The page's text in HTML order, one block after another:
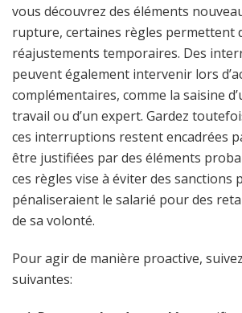
vous découvrez des éléments
rupture, certaines règles permettent
réajustements temporaires. Des
peuvent également intervenir lors
complémentaires, comme la saisine
travail ou d’un expert. Gardez
ces interruptions restent encadrées
être justifiées par des éléments
ces règles vise à éviter des sanctions
pénaliseraient le salarié pour des
de sa volonté.
Pour agir de manière proactive,
suivantes: